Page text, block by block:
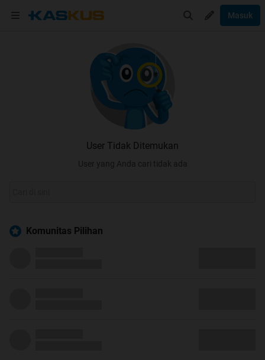
Masuk
User Tidak Ditemukan
User yang Anda cari tidak ada
Komunitas Pilihan